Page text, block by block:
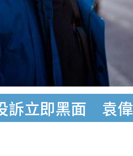
訴立即黑面 袁